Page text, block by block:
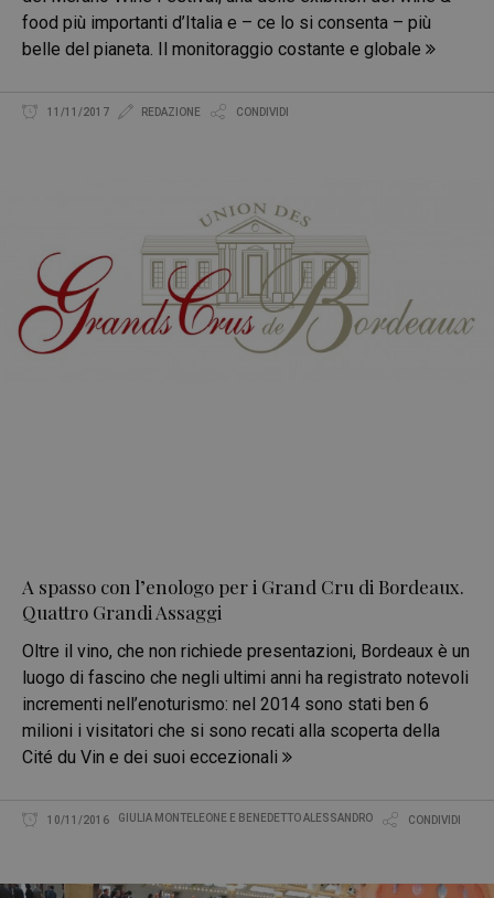
food più importanti d’Italia e – ce lo si consenta – più
belle del pianeta. Il monitoraggio costante e globale
11/11/2017 REDAZIONE CONDIVIDI
A spasso con l’enologo per i Grand Cru di Bordeaux.
Quattro Grandi Assaggi
Oltre il vino, che non richiede presentazioni, Bordeaux è un
luogo di fascino che negli ultimi anni ha registrato notevoli
incrementi nell’enoturismo: nel 2014 sono stati ben 6
milioni i visitatori che si sono recati alla scoperta della
Cité du Vin e dei suoi eccezionali
10/11/2016 GIULIA MONTELEONE E BENEDETTO ALESSANDRO CONDIVIDI